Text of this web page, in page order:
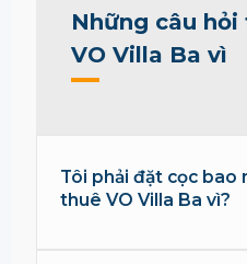
Những câu
VO Villa Ba vì
Tôi phải đặt cọc bao
thuê VO Villa Ba vì?